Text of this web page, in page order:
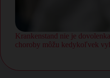
Krankenstand nie je
choroby môžu kedykoľvek